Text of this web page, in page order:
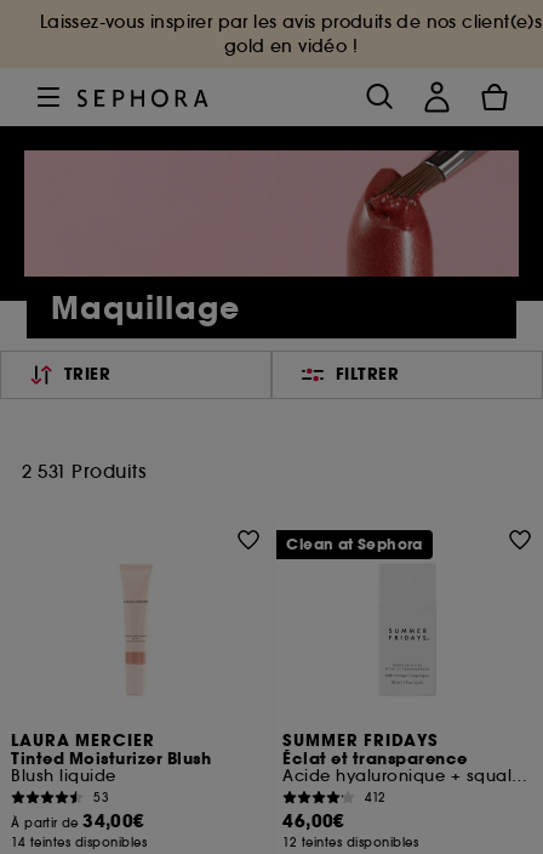
Laissez-vous inspirer par les avis produits de nos client(e)s
gold en vidéo !
Maquillage
TRIER FILTRER
2 531 Produits
LAURA MERCIER
Tinted Moisturizer Blush
Blush liquide
53
À partir de34,00€
14 teintes disponibles
SUMMER FRIDAYS
Éclat et transparence
Acide hyaluronique + squalane
412
46,00€
12 teintes disponibles
Clean at Sephora